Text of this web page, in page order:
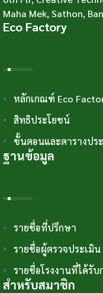
Maha Mek, Sathon,
Eco Factory
หลักเกณฑ์ Eco
สิทธิประโยชน์
ขั้นตอนและตารางปร
ฐานข้อมูล
รายชื่อที่ปรึกษา
รายชื่อผู้ตรวจประเมิน
รายชื่อโรงงานที่ได้รับ
สำหรับสมาชิก